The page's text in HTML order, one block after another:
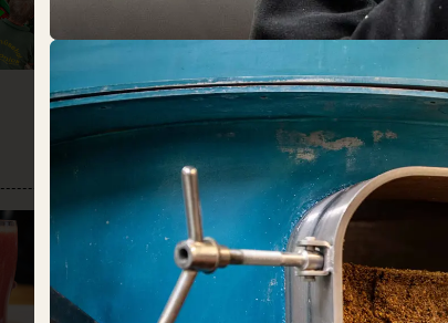
Obst + Gemüse
GRÜN & GUT
DO:12:00 – 22:00
Getränke
Obst + Gemüse